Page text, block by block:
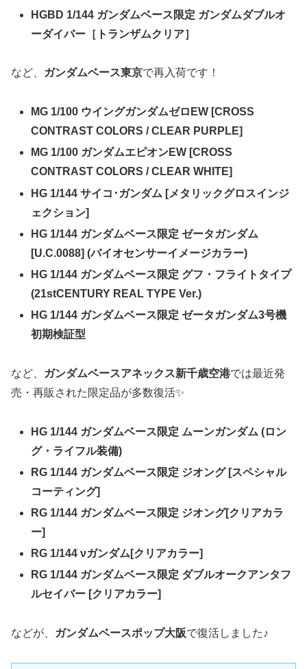
HGBD 1/144 ガンダムベース限定 ガンダムダブルオ
ーダイバー［トランザムクリア］
など、 ガンダムベース東京で再入荷です！
MG 1/100 ウイングガンダムゼロEW [CROSS
CONTRAST COLORS / CLEAR PURPLE]
MG 1/100 ガンダムエピオンEW [CROSS
CONTRAST COLORS / CLEAR WHITE]
HG 1/144 サイコ･ガンダム [メタリックグロスインジ
ェクション]
HG 1/144 ガンダムベース限定 ゼータガンダム
[U.C.0088] (バイオセンサーイメージカラー)
HG 1/144 ガンダムベース限定 グフ・フライトタイプ
(21stCENTURY REAL TYPE Ver.)
HG 1/144 ガンダムベース限定 ゼータガンダム3号機
初期検証型
など、 ガンダムベースアネックス新千歳空港では最近発
売・再販された限定品が多数復活✨
HG 1/144 ガンダムベース限定 ムーンガンダム (ロン
グ・ライフル装備)
RG 1/144 ガンダムベース限定 ジオング [スペシャル
コーティング]
RG 1/144 ガンダムベース限定 ジオング[クリアカラ
ー]
RG 1/144 νガンダム[クリアカラー]
RG 1/144 ガンダムベース限定 ダブルオークアンタフ
ルセイバー [クリアカラー]
などが、 ガンダムベースポップ大阪で復活しました♪